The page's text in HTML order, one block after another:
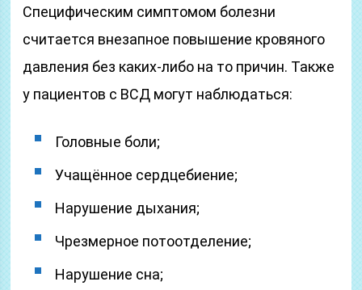
Специфическим симптомом болезни
считается внезапное повышение кровяного
давления без каких-либо на то причин. Также
у пациентов с ВСД могут наблюдаться:
Головные боли;
Учащённое сердцебиение;
Нарушение дыхания;
Чрезмерное потоотделение;
Нарушение сна;